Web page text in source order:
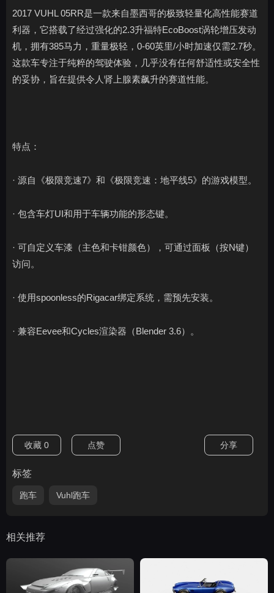
2017 VUHL 05RR是一款来自墨西哥的极致轻量化高性能赛道
利器，它搭载了经过强化的2.3升福特EcoBoost涡轮增压发动
机，拥有385马力，重量极轻，0-60英里/小时加速仅需2.7秒。
这款车专注于纯粹的驾驶体验，几乎没有任何舒适性或安全性
的妥协，旨在提供令人肾上腺素飙升的赛道性能。
特点：
· 源自《极限竞速7》和《极限竞速：地平线5》的游戏模型。
· 包含车灯UI和用于车辆功能的形态键。
· 可自定义车漆（主色和卡钳颜色），可通过面板（按N键）
访问。
· 使用spoonless的Rigacar绑定系统，需预先安装。
· 兼容Eevee和Cycles渲染器（Blender 3.6）。
收藏 0 点赞 分享
标签
跑车 Vuhl跑车
相关推荐